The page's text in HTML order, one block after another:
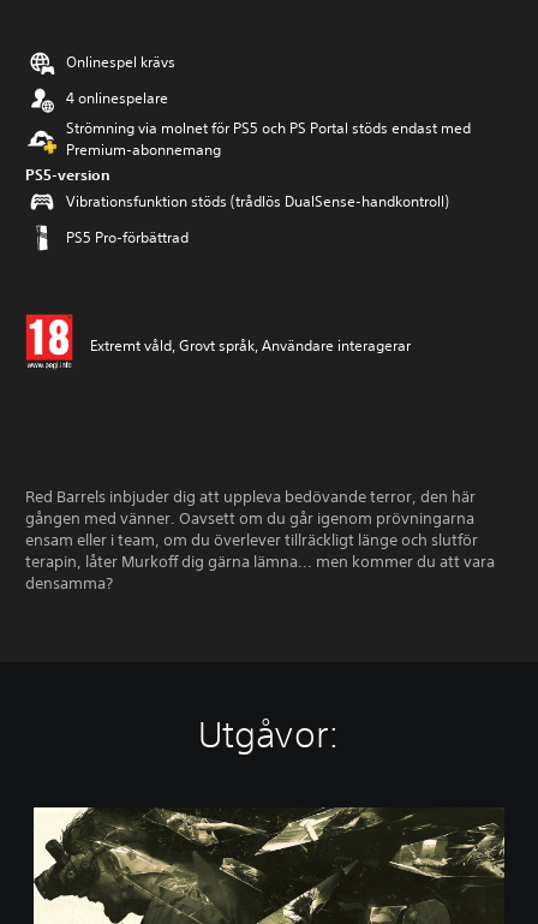
Onlinespel krävs
4 onlinespelare
Strömning via molnet för PS5 och PS Portal stöds endast med
Premium-abonnemang
PS5-version
Vibrationsfunktion stöds (trådlös DualSense-handkontroll)
PS5 Pro-förbättrad
Extremt våld, Grovt språk, Användare interagerar
Red Barrels inbjuder dig att uppleva bedövande terror, den här
gången med vänner. Oavsett om du går igenom prövningarna
ensam eller i team, om du överlever tillräckligt länge och slutför
terapin, låter Murkoff dig gärna lämna... men kommer du att vara
densamma?
Utgåvor:
n